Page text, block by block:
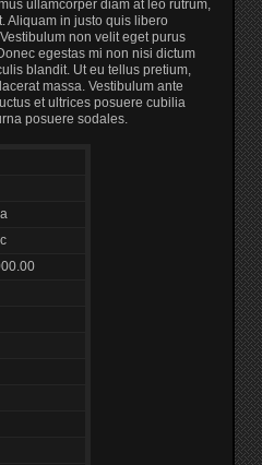
ullamcorper diam at leo rutrum,
Aliquam in justo quis libero
non velit eget purus
egestas mi non nisi dictum
blandit. Ut eu tellus pretium,
massa. Vestibulum ante
et ultrices posuere cubilia
posuere sodales.